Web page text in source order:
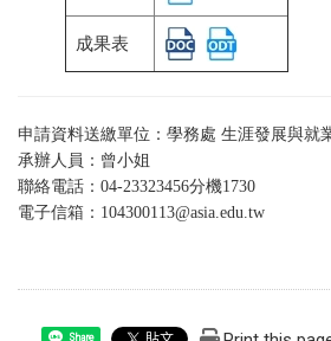
成果表
申請資料送繳單位：學務處 生涯發展與就
承辦人員：曾小姐
聯絡電話：04-23323456分機1730
電子信箱： 104300113@asia.edu.tw
Share